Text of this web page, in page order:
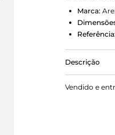
Marca:
Referência:
Descrição
Bolsa tote
tem
Vendido e